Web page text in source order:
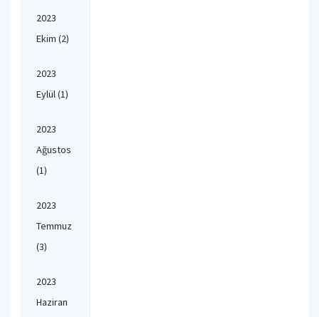
2023
Ekim (2)
2023
Eylül(1)
2023
Ağustos
(1)
2023
Temmuz
(3)
2023
Haziran